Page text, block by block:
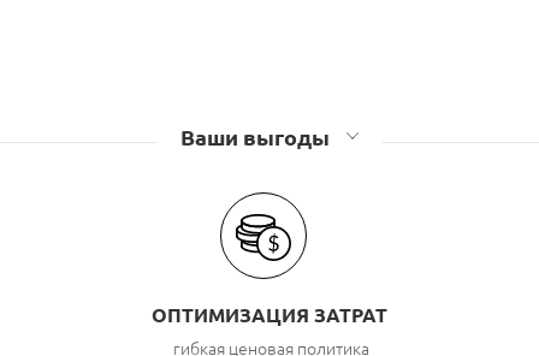
Ваши выгоды
ОПТИМИЗАЦИЯ ЗАТРАТ
гибкая ценовая политика